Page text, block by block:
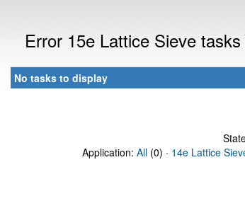
Error 15e Lattice Sieve
No tasks to display
Application: All (0) · 14e Lattice